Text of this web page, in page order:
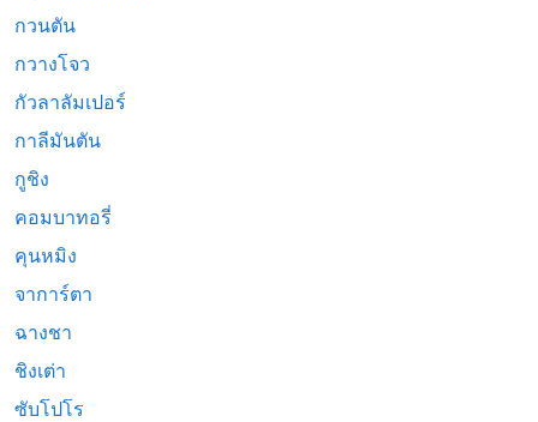
กวนตัน
กวางโจว
กัวลาลัมเปอร์
กาลีมันตัน
กูชิง
คอมบาทอรี่
คุนหมิง
จาการ์ตา
ฉางชา
ชิงเต่า
ซับโปโร